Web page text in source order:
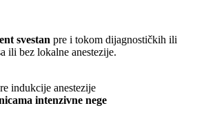
svestan pre i tokom dijagnostičkih ili
ili bez lokalne anestezije.
indukcije anestezije
intenzivne nege